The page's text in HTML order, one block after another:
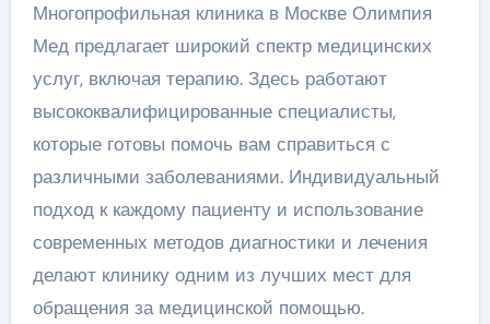
Многопрофильная клиника в Москве Олимпия
Мед предлагает широкий спектр медицинских
услуг, включая терапию. Здесь работают
высококвалифицированные специалисты,
которые готовы помочь вам справиться с
различными заболеваниями. Индивидуальный
подход к каждому пациенту и использование
современных методов диагностики и лечения
делают клинику одним из лучших мест для
обращения за медицинской помощью.